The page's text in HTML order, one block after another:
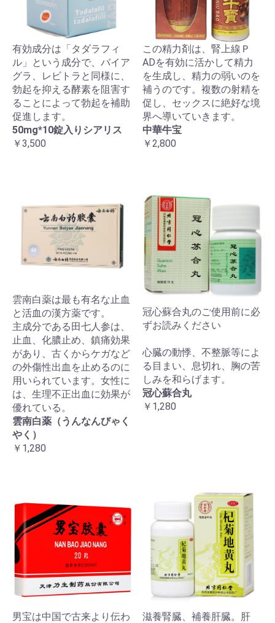
有効成分は「タダラフィ
ル」という成分で、バイア
グラ、レビトラと同様に、
勃起を抑える酵素を阻害す
ることによって勃起を補助
促進します。
50mg*10錠入りシアリス
￥3,500
この精力剤は、腎上線Ｐ
ADを有効に活かして精力
を生成し、精力の弱いのを
補うのです。複数の射精を
促し、セックスに絶好な境
界へ導いていきます。
中華牛宝
￥2,800
雲南白薬は最も有名な止血
と活血の漢方薬です。
主成分である田七人参は、
止血、化膿止め、鎮痛効果
があり、古くからケガなど
の外傷性出血を止めるのに
用いられています。女性に
は、生理不正出血に効果が
優れている。
雲南白薬（うんなんびゃく
やく）
￥1,280
冠心蘇合丸のご使用前に必
ずお読みください
心臓の動悸、不整脈等によ
る目まい、息切れ、胸の苦
しみを和らげます。
冠心蘇合丸
￥1,280
男宝は中国で古来より伝わ
滋養腎臓、補養肝臓。肝